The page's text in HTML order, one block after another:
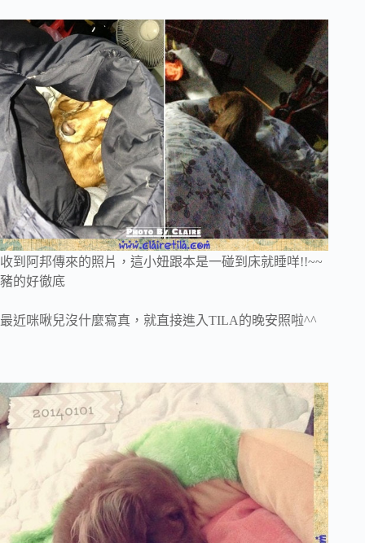
收到阿邦傳來的照片，這小妞跟本是一碰到床就睡咩!!~~
豬的好徹底
最近咪啾兒沒什麼寫真，就直接進入TILA的晚安照啦^^